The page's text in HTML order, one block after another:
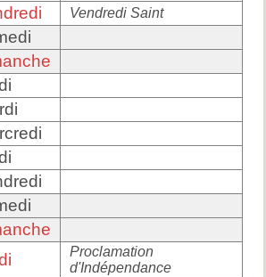
Vendredi Saint
Proclamation
d'Indépendance